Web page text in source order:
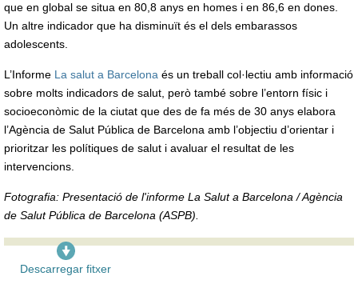
que en global se situa en 80,8 anys en homes i en 86,6 en dones.
Un altre indicador que ha disminuït és el dels embarassos
adolescents.
L’Informe La salut a Barcelona és un treball col·lectiu amb informació
sobre molts indicadors de salut, però també sobre l’entorn físic i
socioeconòmic de la ciutat que des de fa més de 30 anys elabora
l’Agència de Salut Pública de Barcelona amb l’objectiu d’orientar i
prioritzar les polítiques de salut i avaluar el resultat de les
intervencions.
Fotografia: Presentació de l'informe La Salut a Barcelona / Agència
de Salut Pública de Barcelona (ASPB).
Descarregar fitxer